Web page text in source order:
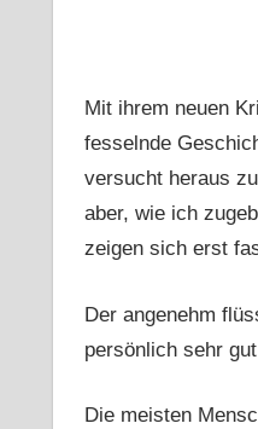
Mit ihrem neuen
fesselnde
versucht heraus
aber, wie ich
zeigen sich erst
Der angenehm
persönlich sehr
Die meisten